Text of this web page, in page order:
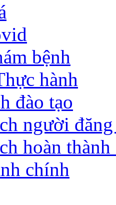
bệnh
hành
đào tạo
người
hoàn
chính